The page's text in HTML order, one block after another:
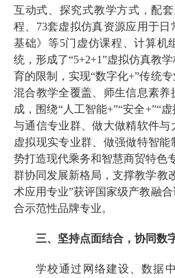
互动式、探究式教学方式，配
程、73套虚拟仿真资源应用于
基础》等5门虚仿课程、计算机
统，形成了“5+2+1”虚拟仿真教
育的限制，实现“数字化+”传统
混合教学全覆盖、师生信息素
成，围绕“人工智能+”“安全+”“
与通信专业群、做大做精软件与
虚拟现实专业群、做强做特智
势打造现代乘务和智慧商贸特色
群协同发展新格局，支撑教学教
术应用专业”获评国家级产教融
合示范性品牌专业。
三、坚持点面结合，协同数
学校通过网络建设、数据